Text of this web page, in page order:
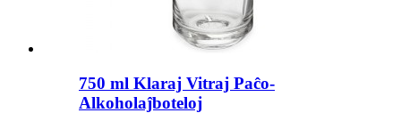
750 ml Klaraj Vitraj Paĉo-
Alkoholaĵboteloj